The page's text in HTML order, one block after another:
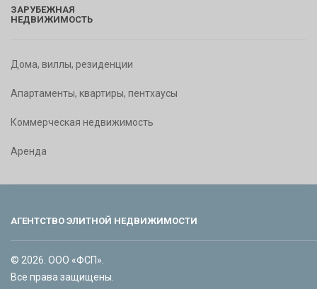
ЗАРУБЕЖНАЯ
НЕДВИЖИМОСТЬ
Дома, виллы, резиденции
Апартаменты, квартиры, пентхаусы
Коммерческая недвижимость
Аренда
АГЕНТСТВО ЭЛИТНОЙ НЕДВИЖИМОСТИ
© 2026. ООО «ФСП».
Все права защищены.